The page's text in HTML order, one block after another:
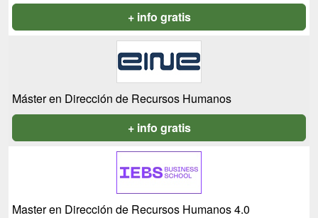
+ info gratis
Máster en Dirección de Recursos Humanos
+ info gratis
Master en Dirección de Recursos Humanos 4.0